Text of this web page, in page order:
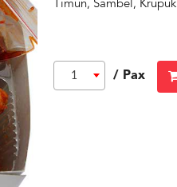
Timun, Sambel, Krupuk
1 / Pax